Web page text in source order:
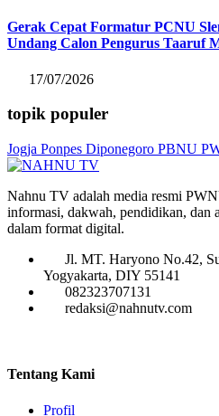
Gerak Cepat Formatur PCNU
Undang Calon Pengurus Taaruf
17/07/2026
topik populer
Jogja Ponpes Diponegoro PBNU
Nahnu TV adalah media resmi
informasi, dakwah, pendidikan, dan
dalam format digital.
Jl. MT. Haryono No.42,
Yogyakarta, DIY 55141
082323707131
redaksi@nahnutv.com
Tentang Kami
Profil